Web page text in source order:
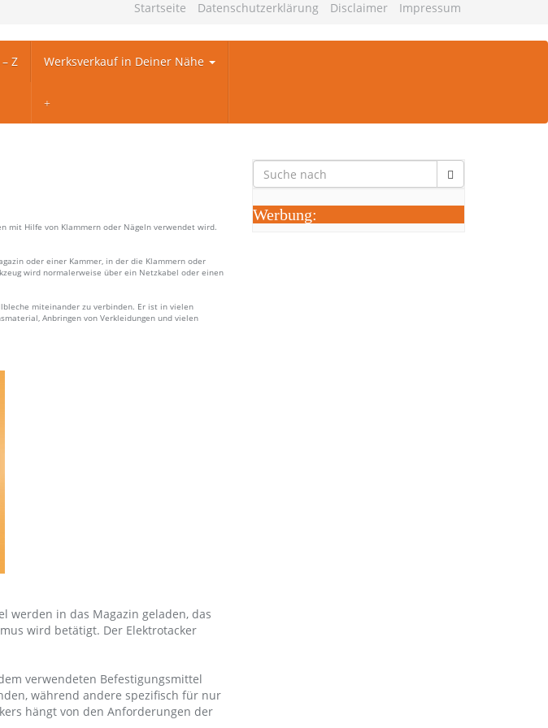
Startseite Datenschutzerklärung Disclaimer Impressum
Z Werksverkauf in Deiner Nähe
mit Hilfe von Klammern oder Nägeln verwendet wird.
oder einer Kammer, in der die Klammern oder
wird normalerweise über ein Netzkabel oder einen
miteinander zu verbinden. Er ist in vielen
Anbringen von Verkleidungen und vielen
werden in das Magazin geladen, das
wird betätigt. Der Elektrotacker
verwendeten Befestigungsmittel
während andere spezifisch für nur
hängt von den Anforderungen der
Werbung: